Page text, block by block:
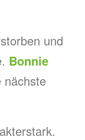
und
Bonnie
nächste